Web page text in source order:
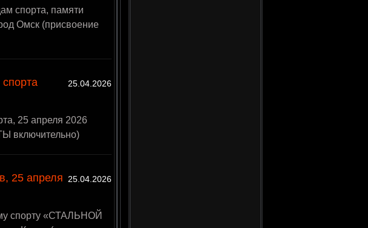
спорта, памяти
Омск (присвоение
25.04.2026
25 апреля 2026
включительно)
25.04.2026
25 апреля
спорту «СТАЛЬНОЙ